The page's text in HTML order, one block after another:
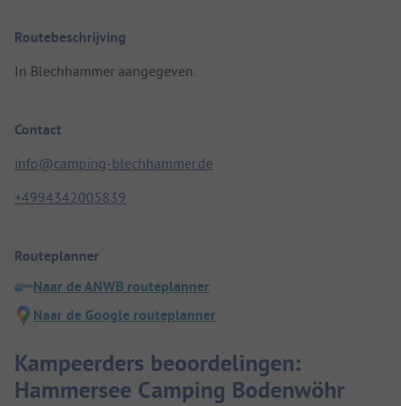
Routebeschrijving
In Blechhammer aangegeven.
Contact
info@camping-blechhammer.de
+4994342005839
Routeplanner
Naar de ANWB routeplanner
Naar de Google routeplanner
Kampeerders beoordelingen:
Hammersee Camping Bodenwöhr